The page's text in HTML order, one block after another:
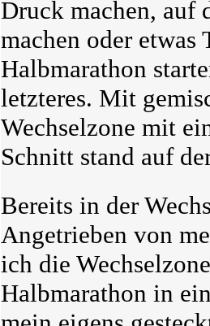
Druck machen, auf
machen oder etwas
Halbmarathon
letzteres. Mit
Wechselzone mit
Schnitt stand auf
Bereits in der
Angetrieben von
ich die
Halbmarathon in